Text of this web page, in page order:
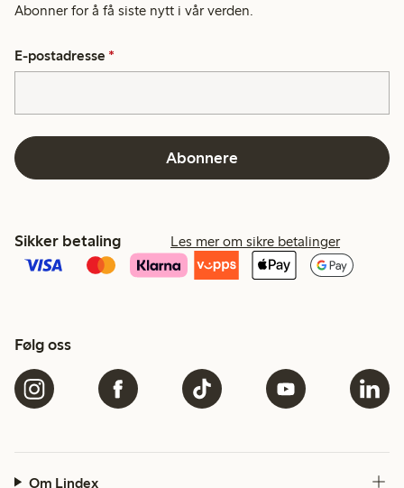
Abonner for å få siste nytt i vår verden.
E-postadresse *
Abonnere
Sikker betaling Les mer om sikre betalinger
Følg oss
Om Lindex